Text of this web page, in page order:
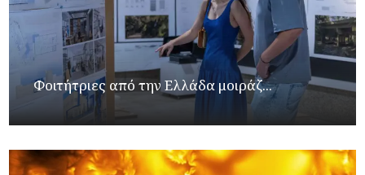
Φοιτήτριες από την Ελλάδα μοιράζ...